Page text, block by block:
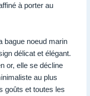
à porter au
bague noeud marin
délicat et élégant.
or, elle se décline
au plus
goûts et toutes les